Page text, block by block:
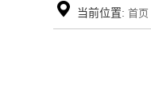
当前位置: 首页